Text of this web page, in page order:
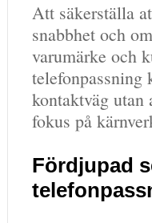
Att säkerställa
snabbhet och
varumärke och
telefonpassning
kontaktväg
fokus på
Fördjupad